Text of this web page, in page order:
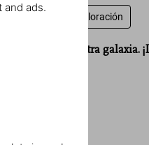
and ads.
Escriba una valoración
“Un libro de otra galaxia.